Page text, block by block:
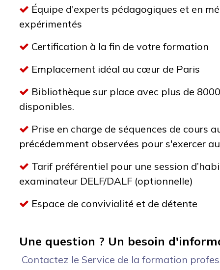
Équipe d'experts pédagogiques et en
expérimentés
Certification à la fin de votre formation
Emplacement idéal au cœur de Paris
Bibliothèque sur place avec plus de
disponibles.
Prise en charge de séquences de cours
précédemment observées pour s'exercer
Tarif préférentiel pour une session
examinateur DELF/DALF (optionnelle)
Espace de convivialité et de détente
Une question ? Un besoin
Contactez le Service de la formation